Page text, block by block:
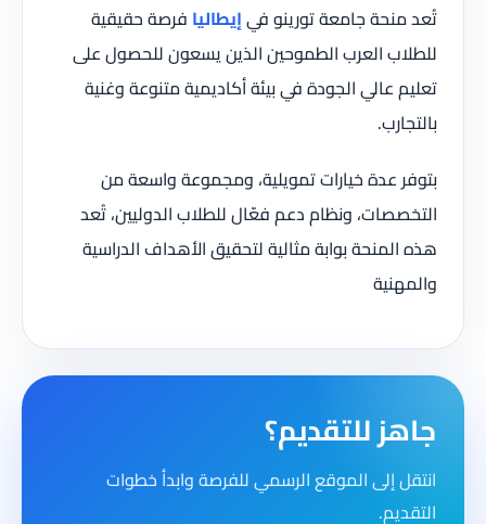
تُعد منحة جامعة تورينو فيإيطاليا فرصة حقيقية
للطلاب العرب الطموحين الذين يسعون للحصول على
تعليم عالي الجودة في بيئة أكاديمية متنوعة وغنية
بالتجارب.
بتوفر عدة خيارات تمويلية، ومجموعة واسعة من
التخصصات، ونظام دعم فعّال للطلاب الدوليين، تُعد
هذه المنحة بوابة مثالية لتحقيق الأهداف الدراسية
والمهنية
جاهز للتقديم؟
انتقل إلى الموقع الرسمي للفرصة وابدأ خطوات
التقديم.